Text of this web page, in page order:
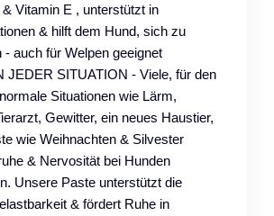
Vitamin E , unterstützt in
& hilft dem Hund, sich zu
- auch für Welpen geeignet
JEDER SITUATION - Viele, für den
Situationen wie Lärm,
Gewitter, ein neues Haustier,
wie Weihnachten & Silvester
& Nervosität bei Hunden
Unsere Paste unterstützt die
& fördert Ruhe in